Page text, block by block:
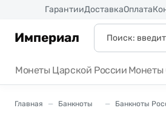
ГарантииДоставкаОплата
Империал
Монеты Царской России
Главная Банкноты Банкноты